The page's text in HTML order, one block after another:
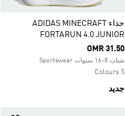
حذاء ADIDAS MINECRAFT
FORTARUN 4.0 JUNIOR
OMR 31.50
شباب 8-16 سنوات Sportswear
5 Colours
جديد